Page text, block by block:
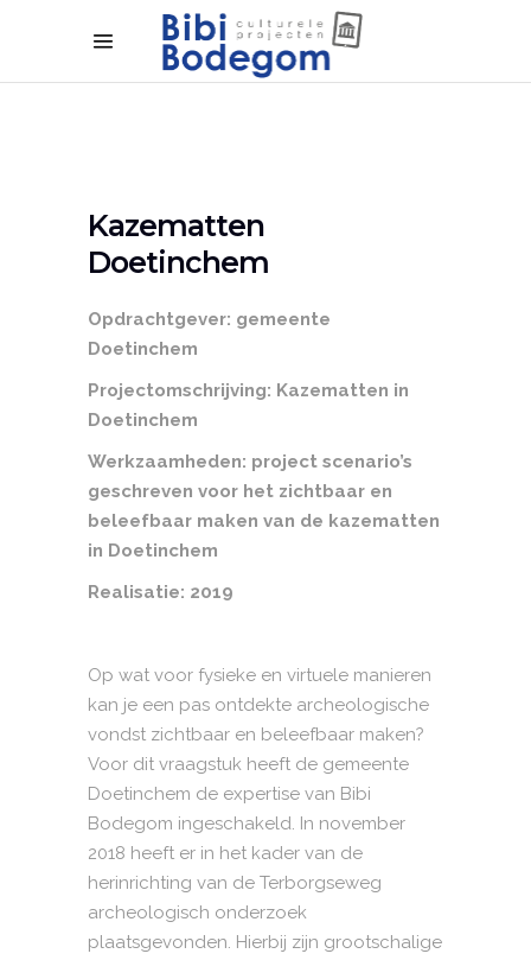
Kazematten
Doetinchem
Opdrachtgever: gemeente
Doetinchem
Projectomschrijving: Kazematten in
Doetinchem
Werkzaamheden: project scenario’s
geschreven voor het zichtbaar en
beleefbaar maken van de kazematten
in Doetinchem
Realisatie: 2019
Op wat voor fysieke en virtuele manieren
kan je een pas ontdekte archeologische
vondst zichtbaar en beleefbaar maken?
Voor dit vraagstuk heeft de gemeente
Doetinchem de expertise van Bibi
Bodegom ingeschakeld. In november
2018 heeft er in het kader van de
herinrichting van de Terborgseweg
archeologisch onderzoek
plaatsgevonden. Hierbij zijn grootschalige